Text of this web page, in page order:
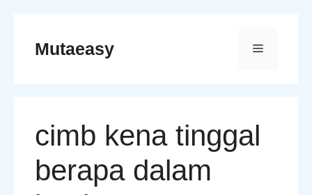
contentMutaeasy Menu
cimb kena tinggal
berapa dalam